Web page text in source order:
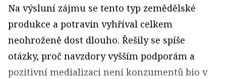
Na výsluní zájmu se tento typ zemědělské
produkce a potravin vyhříval celkem
neohroženě dost dlouho. Řešily se spíše
otázky, proč navzdory vyšším podporám a
pozitivní medializaci není konzumentů bio v